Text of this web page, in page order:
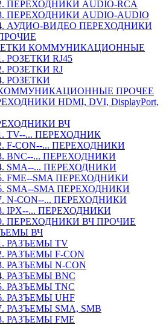
ПЕРЕХОДНИКИ AUDIO-RCA
ПЕРЕХОДНИКИ AUDIO-AUDIO
АУДИО-ВИДЕО ПЕРЕХОДНИКИ
КОММУНИКАЦИОННЫЕ
РОЗЕТКИ RJ45
РОЗЕТКИ RJ
РОЗЕТКИ
ПРОЧЕЕ
HDMI, DVI, DisplayPort,
ВЧ
TV--... ПЕРЕХОДНИК
F-CON--... ПЕРЕХОДНИКИ
BNC--... ПЕРЕХОДНИКИ
SMA--... ПЕРЕХОДНИКИ
FME--SMA ПЕРЕХОДНИКИ
SMA--SMA ПЕРЕХОДНИКИ
N-CON--... ПЕРЕХОДНИКИ
IPX--... ПЕРЕХОДНИКИ
ПЕРЕХОДНИКИ ВЧ ПРОЧИЕ
ВЧ
РАЗЪЕМЫ TV
РАЗЪЕМЫ F-CON
РАЗЪЕМЫ N-CON
РАЗЪЕМЫ BNC
РАЗЪЕМЫ TNC
РАЗЪЕМЫ UHF
РАЗЪЕМЫ SMA, SMB
РАЗЪЕМЫ FME